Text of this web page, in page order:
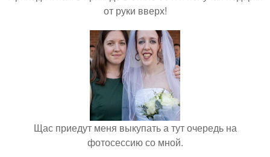
от руки вверх!
Щас приедут меня выкупать а тут очередь на
фотосессию со мной.